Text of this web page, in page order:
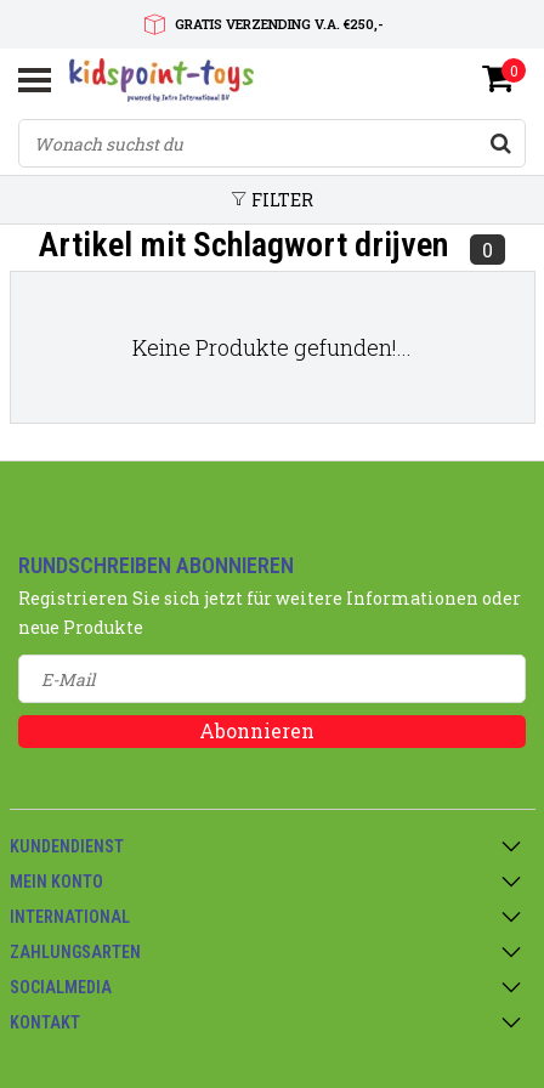
GRATIS VERZENDING V.A. €250,-
SNELLE LEVERTIJD
SERVICE OP MAAT
0
FILTER
Artikel mit Schlagwort drijven 0
Keine Produkte gefunden!...
RUNDSCHREIBEN ABONNIEREN
Registrieren Sie sich jetzt für weitere Informationen oder
neue Produkte
Abonnieren
KUNDENDIENST
MEIN KONTO
INTERNATIONAL
ZAHLUNGSARTEN
SOCIALMEDIA
KONTAKT